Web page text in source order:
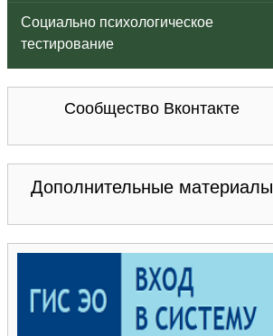
Социально психологическое
тестирование
Сообщество Вконтакте
Дополнительные материалы